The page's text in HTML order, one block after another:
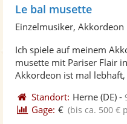
Le bal musette
Einzelmusiker, Akkordeon
Ich spiele auf meinem
musette mit Pariser Flair
Akkordeon ist mal
Standort: Herne (DE) -
Gage: € (bis ca. 500 €